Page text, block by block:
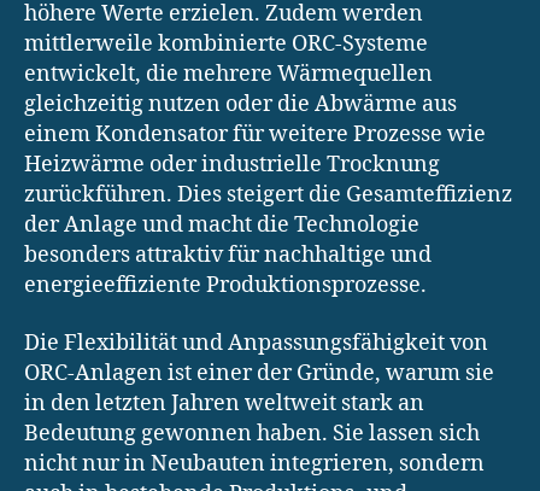
höhere Werte erzielen. Zudem werden
mittlerweile kombinierte ORC-Systeme
entwickelt, die mehrere Wärmequellen
gleichzeitig nutzen oder die Abwärme aus
einem Kondensator für weitere Prozesse wie
Heizwärme oder industrielle Trocknung
zurückführen. Dies steigert die Gesamteffizienz
der Anlage und macht die Technologie
besonders attraktiv für nachhaltige und
energieeffiziente Produktionsprozesse.
Die Flexibilität und Anpassungsfähigkeit von
ORC-Anlagen ist einer der Gründe, warum sie
in den letzten Jahren weltweit stark an
Bedeutung gewonnen haben. Sie lassen sich
nicht nur in Neubauten integrieren, sondern